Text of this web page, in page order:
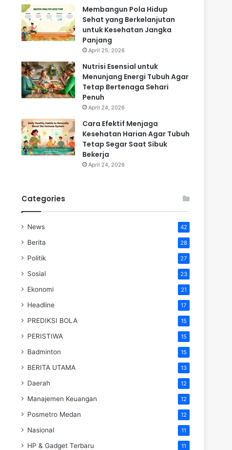
Membangun Pola Hidup
Sehat yang Berkelanjutan
untuk Kesehatan Jangka
Panjang
April 25, 2026
Nutrisi Esensial untuk
Menunjang Energi Tubuh Agar
Tetap Bertenaga Sehari
Penuh
April 24, 2026
Cara Efektif Menjaga
Kesehatan Harian Agar Tubuh
Tetap Segar Saat Sibuk
Bekerja
April 24, 2026
Categories
News 42
Berita 28
Politik 27
Sosial 23
Ekonomi 21
Headline 17
PREDIKSI BOLA 15
PERISTIWA 15
Badminton 15
BERITA UTAMA 13
Daerah 12
Manajemen Keuangan 12
Posmetro Medan 12
Nasional 11
HP & Gadget Terbaru 11